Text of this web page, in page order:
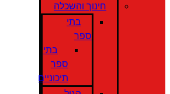
חינוך והשכלה
בתי
ספר
בתי
ספר
תיכוניים